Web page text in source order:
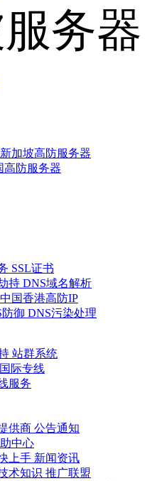
务器
新加坡高防服务器
高防服务器
SSL证书
持 DNS域名解析
中国香港高防IP
御 DNS污染处理
站群系统
国际专线
服务
供商 公告通知
中心
上手 新闻资讯
术知识 推广联盟